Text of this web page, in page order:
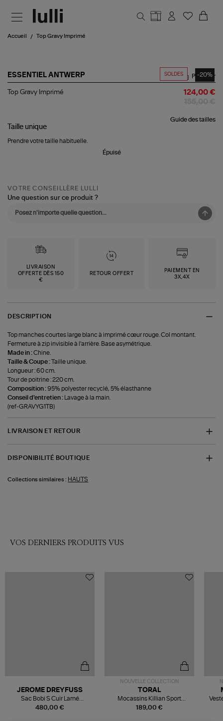
Accueil Top Gravy Imprimé
SOLDES -20%
ESSENTIEL ANTWERP
Top
Partager
Top Gravy Imprimé 124,00 €
Guide des tailles
Taille unique
Prendre votre taille habituelle.
Épuisé
VOTRE CONSEILLÈRE LULLI
Une question sur ce produit ?
LIVRAISON
OFFERTE DÈS 150
€
RETOUR OFFERT
PAIEMENT EN
3X,4X
DESCRIPTION
Top manches courtes large blanc à imprimé cœur rouge. Col montant.
Fermeture à zip invisible à l'arrière. Base asymétrique.
Made in :Chine.
Taille & Coupe :Taille unique.
Longueur : 60 cm.
Tour de poitrine : 220 cm.
Composition : 95% polyester recyclé, 5% élasthanne
Conseil d'entretien :
Lavage à la main.
(ref-GRAVYG1TB)
LIVRAISON ET RETOUR
DISPONIBILITÉ BOUTIQUE
Collections similaires : HAUTS
VOS DERNIERS PRODUITS VUS
480,00 €
JEROME DREYFUSS
Sac Bobi S Cuir Lamé
Champagne
NOUVELLE COLLECTION
189,00 €
TORAL
Mocassins Killian Sport
Mousse